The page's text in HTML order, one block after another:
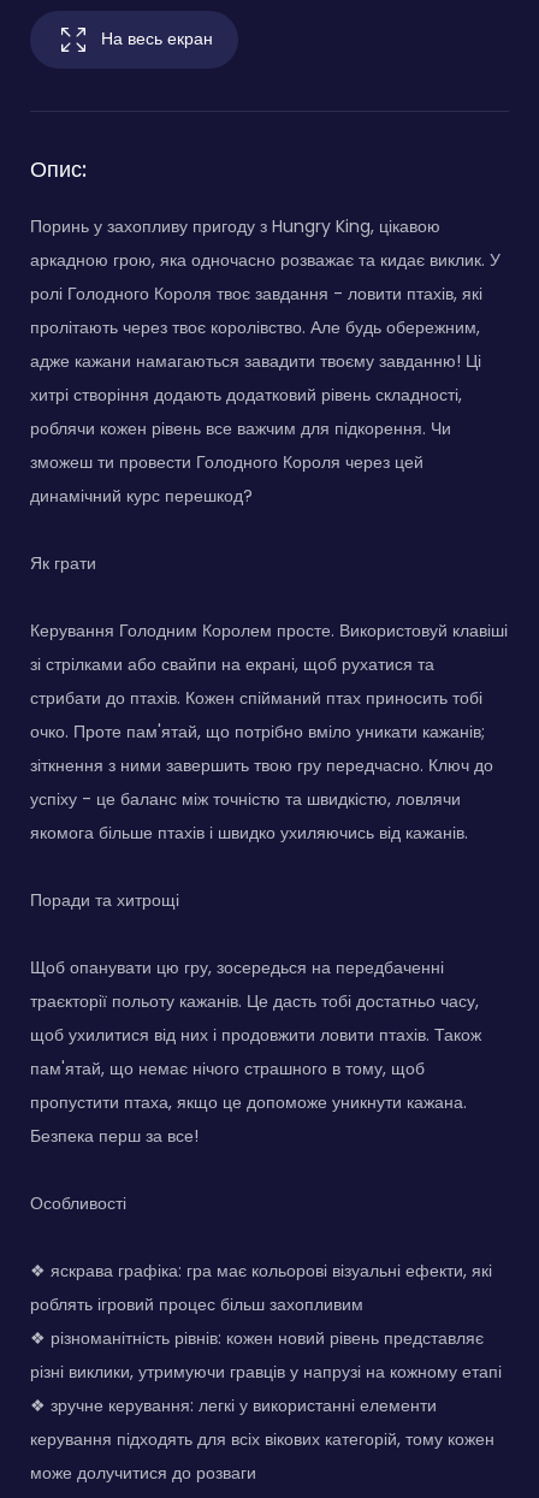
На весь екран
Опис:
Поринь у захопливу пригоду з Hungry King, цікавою
аркадною грою, яка одночасно розважає та кидає виклик. У
ролі Голодного Короля твоє завдання - ловити птахів, які
пролітають через твоє королівство. Але будь обережним,
адже кажани намагаються завадити твоєму завданню! Ці
хитрі створіння додають додатковий рівень складності,
роблячи кожен рівень все важчим для підкорення. Чи
зможеш ти провести Голодного Короля через цей
динамічний курс перешкод?
Як грати
Керування Голодним Королем просте. Використовуй клавіші
зі стрілками або свайпи на екрані, щоб рухатися та
стрибати до птахів. Кожен спійманий птах приносить тобі
очко. Проте пам'ятай, що потрібно вміло уникати кажанів;
зіткнення з ними завершить твою гру передчасно. Ключ до
успіху - це баланс між точністю та швидкістю, ловлячи
якомога більше птахів і швидко ухиляючись від кажанів.
Поради та хитрощі
Щоб опанувати цю гру, зосередься на передбаченні
траєкторії польоту кажанів. Це дасть тобі достатньо часу,
щоб ухилитися від них і продовжити ловити птахів. Також
пам'ятай, що немає нічого страшного в тому, щоб
пропустити птаха, якщо це допоможе уникнути кажана.
Безпека перш за все!
Особливості
❖ яскрава графіка: гра має кольорові візуальні ефекти, які
роблять ігровий процес більш захопливим
❖ різноманітність рівнів: кожен новий рівень представляє
різні виклики, утримуючи гравців у напрузі на кожному етапі
❖ зручне керування: легкі у використанні елементи
керування підходять для всіх вікових категорій, тому кожен
може долучитися до розваги